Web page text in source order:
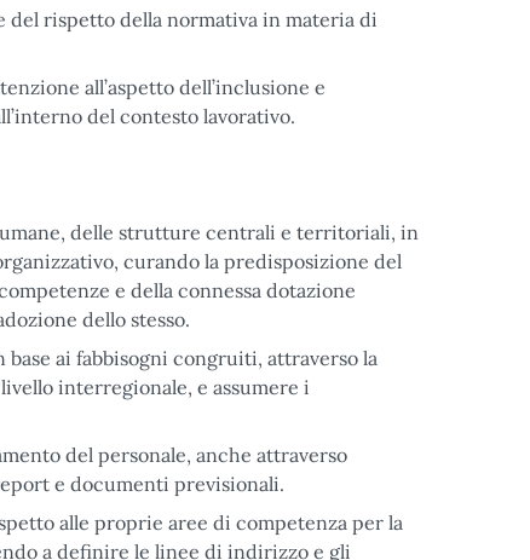
rispetto della normativa in materia di
all’aspetto dell’inclusione e
del contesto lavorativo.
delle strutture centrali e territoriali, in
curando la predisposizione del
e della connessa dotazione
dello stesso.
ai fabbisogni congruiti, attraverso la
interregionale, e assumere i
del personale, anche attraverso
e documenti previsionali.
alle proprie aree di competenza per la
a definire le linee di indirizzo e gli